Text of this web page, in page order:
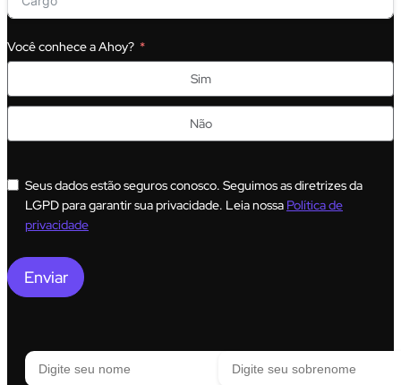
Você conhece a Ahoy?
Sim
Não
Seus dados estão seguros conosco. Seguimos as diretrizes da
LGPD para garantir sua privacidade. Leia nossa Política de
privacidade
Enviar
Digite seu nome